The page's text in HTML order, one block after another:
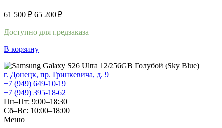
61 500 ₽ 65 200₽
Доступно для предзаказа
В корзину
г. Донецк, пр. Гринкевича, д. 9
+7 (949) 649-10-19
+7 (949) 395-18-62
Пн–Пт: 9:00–18:30
Сб–Вс: 10:00–18:00
Меню